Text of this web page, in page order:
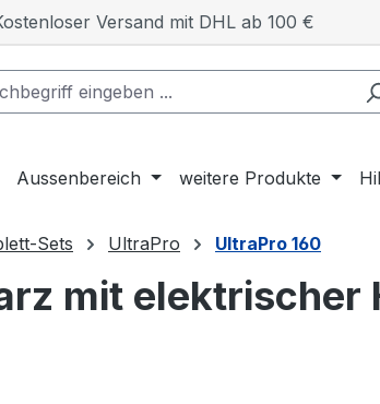
Versand mit DHL ab 100 €
Aussenbereich weitere Produkte
Sets UltraPro UltraPro 160
mit elektrischer